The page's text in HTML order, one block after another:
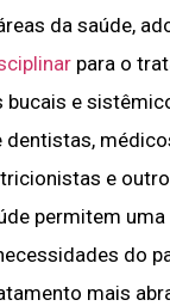
da saúde,
para o
bucais e
dentistas,
e
permitem
do
mais